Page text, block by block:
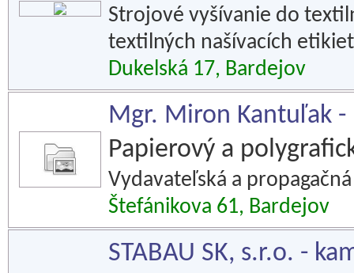
Strojové vyšívanie do
textilných našívacích
Dukelská 17, Bardejov
Mgr. Miron Kantuľak -
Papierový a
Vydavateľská a
Štefánikova 61, Bardejov
STABAU SK, s.r.o. -